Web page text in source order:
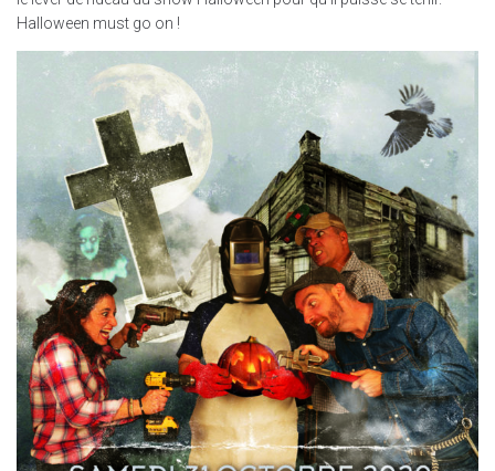
Halloween must go on !